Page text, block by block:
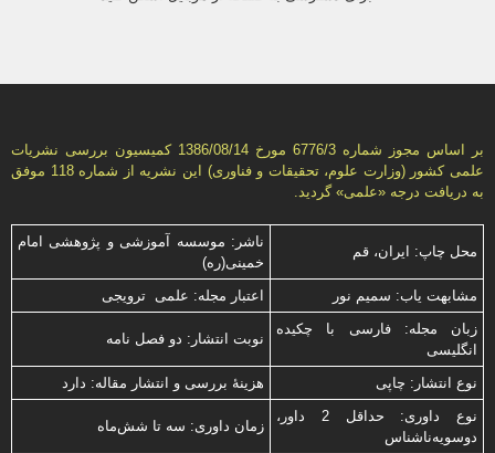
بر اساس مجوز شماره 6776/3 مورخ 1386/08/14 كمیسیون بررسى نشریات
علمى كشور (وزارت علوم، تحقیقات و فناورى) این نشریه از شماره 118 موفق
به دریافت درجه «علمى» گردید.
محل چاپ: ایران، قم
ناشر: موسسه آموزشی و پژوهشی امام
خمینی(ره)
مشابهت ياب: سميم نور
اعتبار مجله: علمی ترویجی
زبان مجله: فارسی با چكیده
انگلیسی
نوبت انتشار: دو فصل نامه
نوع انتشار: چاپی
هزینۀ بررسی و انتشار مقاله: دارد
نوع داوری: حداقل 2 داور،
دوسویه‌ناشناس
زمان داوری: سه تا شش‌ماه